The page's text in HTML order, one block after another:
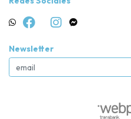
Newsletter